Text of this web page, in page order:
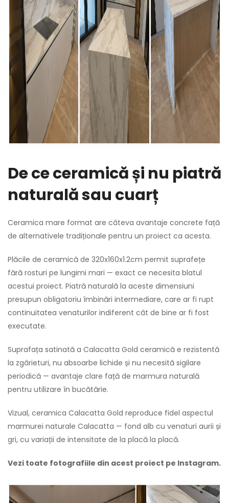
De ce ceramică și nu piatră
naturală sau cuarț
Ceramica mare format are câteva avantaje concrete față
de alternativele tradiționale pentru un proiect ca acesta.
Plăcile de ceramică de 320x160x1.2cm permit suprafețe
fără rosturi pe lungimi mari — exact ce necesita blatul
acestui proiect. Piatră naturală la aceste dimensiuni
presupun obligatoriu îmbinări intermediare, care ar fi rupt
continuitatea venaturilor indiferent cât de bine ar fi fost
executate.
Suprafața satinată a Calacatta Gold ceramică e rezistentă
la zgârieturi, nu absoarbe lichide și nu necesită sigilare
periodică — avantaje clare față de marmura naturală
pentru utilizare în bucătărie.
Vizual, ceramica Calacatta Gold reproduce fidel aspectul
marmurei naturale Calacatta — fond alb cu venaturi aurii și
gri, cu variații de intensitate de la placă la placă.
Vezi toate fotografiile din acest proiect pe Instagram.